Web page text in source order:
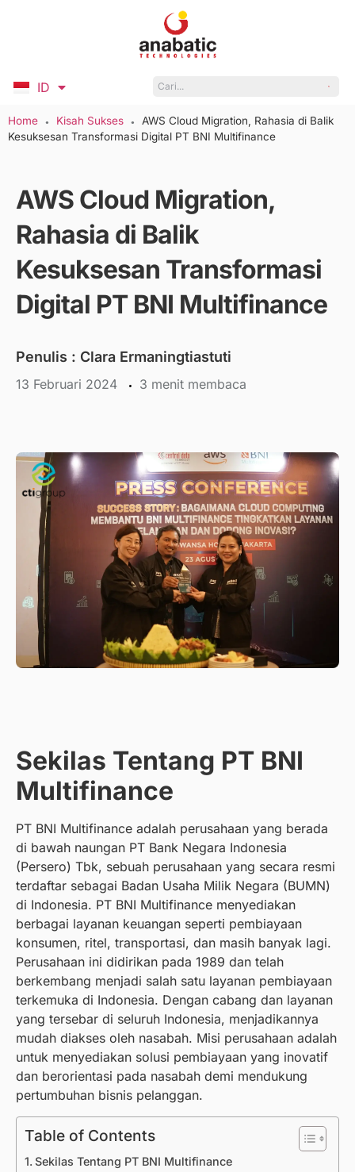
ID
EN
Home ● Kisah Sukses ●
AWS Cloud Migration, Rahasia di Balik
Kesuksesan Transformasi Digital PT BNI Multifinance
AWS Cloud Migration,
Rahasia di Balik
Kesuksesan Transformasi
Digital PT BNI Multifinance
Penulis : Clara Ermaningtiastuti
13 Februari 2024 menit membaca
Sekilas Tentang PT BNI
Multifinance
PT BNI Multifinance adalah perusahaan yang berada
di bawah naungan PT Bank Negara Indonesia
(Persero) Tbk, sebuah perusahaan yang secara resmi
terdaftar sebagai Badan Usaha Milik Negara (BUMN)
di Indonesia. PT BNI Multifinance menyediakan
berbagai layanan keuangan seperti pembiayaan
konsumen, ritel, transportasi, dan masih banyak lagi.
Perusahaan ini didirikan pada 1989 dan telah
berkembang menjadi salah satu layanan pembiayaan
terkemuka di Indonesia. Dengan cabang dan layanan
yang tersebar di seluruh Indonesia, menjadikannya
mudah diakses oleh nasabah. Misi perusahaan adalah
untuk menyediakan solusi pembiayaan yang inovatif
dan berorientasi pada nasabah demi mendukung
pertumbuhan bisnis pelanggan.
Table of Contents
Sekilas Tentang PT BNI Multifinance